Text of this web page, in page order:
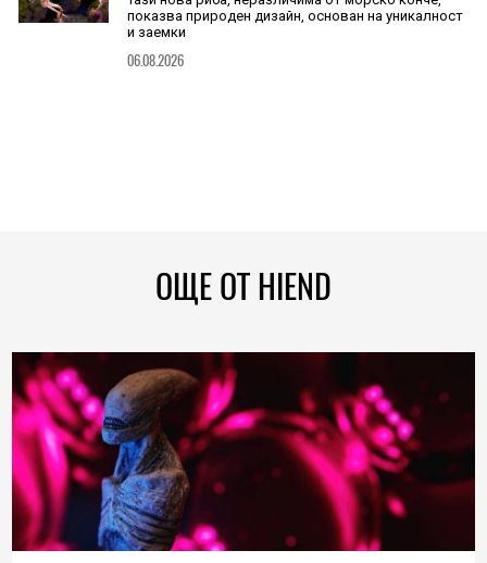
показва природен дизайн, основан на уникалност
и заемки
06.08.2026
ОЩЕ ОТ HIEND